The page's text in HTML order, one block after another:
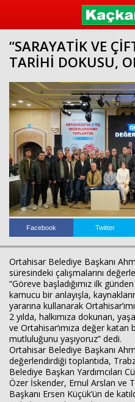
“SARAYATİK VE
TARİHİ DOKUSU,
Facebook Twitter
Ortahisar Belediye Başkanı
süresindeki çalışmalarını
“Göreve başladığımız ilk
kamucu bir anlayışla,
yararına kullanarak
2 yılda, halkımıza dokunan,
ve Ortahisar’ımıza değer
mutluluğunu yaşıyoruz” dedi.
Ortahisar Belediye Başkanı
değerlendirdiği toplantıda,
Belediye Başkan Yardımcıları
Özer İskender, Ernul Arslan ve
Başkanı Ersen Küçük’ün de